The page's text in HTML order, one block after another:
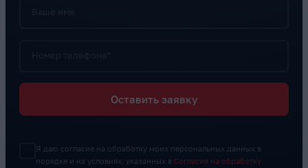
Оставить заявку
Я даю согласие на обработку моих персональных данных в
порядке и на условиях, указанных в Согласие на обработку